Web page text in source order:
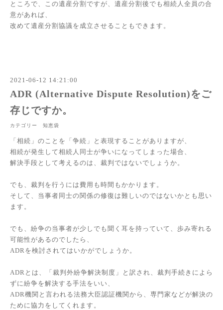
ところで、この遺産分割ですが、遺産分割後でも相続人全員の合
意があれば、
改めて遺産分割協議を成立させることもできます。
2021-06-12 14:21:00
ADR (Alternative Dispute Resolution)をご
存じですか。
カテゴリー 知恵袋
「相続」のことを「争続」と表現することがありますが、
相続が発生して相続人同士が争いになってしまった場合、
解決手段として考えるのは、裁判ではないでしょうか。
でも、裁判を行うには費用も時間もかかります。
そして、当事者同士の関係の修復は難しいのではないかとも思い
ます。
でも、紛争の当事者が少しでも聞く耳を持っていて、歩み寄れる
可能性があるのでしたら、
ADRを検討されてはいかがでしょうか。
ADRとは、「裁判外紛争解決制度」と訳され、裁判手続きによら
ずに紛争を解決する手法をいい、
ADR機関と言われる法務大臣認証機関から、専門家などが解決の
ために協力をしてくれます。